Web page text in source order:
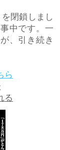
閉鎖しまし
中です。一
、引き続き
ら
る